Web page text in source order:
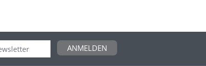
ANMELDEN